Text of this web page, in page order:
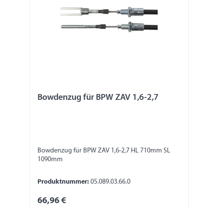
Bowdenzug für BPW ZAV 1,6-2,7
Bowdenzug für BPW ZAV 1,6-2,7 HL 710mm SL
1090mm
Produktnummer: 05.089.03.66.0
66,96 €